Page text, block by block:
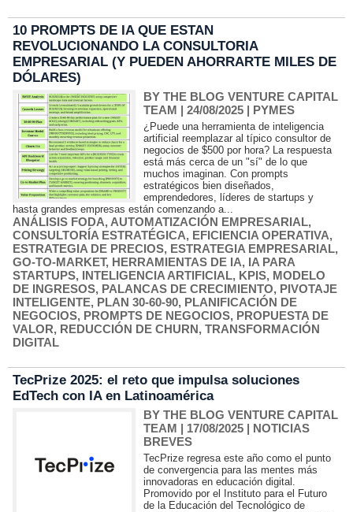
10 PROMPTS DE IA QUE ESTAN
REVOLUCIONANDO LA CONSULTORIA
EMPRESARIAL (Y PUEDEN AHORRARTE MILES DE
DÓLARES)
BY THE BLOG VENTURE CAPITAL
TEAM | 24/08/2025 | PYMES
¿Puede una herramienta de inteligencia
artificial reemplazar al típico consultor de
negocios de $500 por hora? La respuesta
está más cerca de un "sí" de lo que
muchos imaginan. Con prompts
estratégicos bien diseñados,
emprendedores, líderes de startups y
hasta grandes empresas están comenzando a...
ANÁLISIS FODA, AUTOMATIZACIÓN EMPRESARIAL,
CONSULTORÍA ESTRATÉGICA, EFICIENCIA OPERATIVA,
ESTRATEGIA DE PRECIOS, ESTRATEGIA EMPRESARIAL,
GO-TO-MARKET, HERRAMIENTAS DE IA, IA PARA
STARTUPS, INTELIGENCIA ARTIFICIAL, KPIS, MODELO
DE INGRESOS, PALANCAS DE CRECIMIENTO, PIVOTAJE
INTELIGENTE, PLAN 30-60-90, PLANIFICACIÓN DE
NEGOCIOS, PROMPTS DE NEGOCIOS, PROPUESTA DE
VALOR, REDUCCIÓN DE CHURN, TRANSFORMACIÓN
DIGITAL
TecPrize 2025: el reto que impulsa soluciones
EdTech con IA en Latinoamérica
BY THE BLOG VENTURE CAPITAL
TEAM | 17/08/2025 | NOTICIAS
BREVES
TecPrize regresa este año como el punto
de convergencia para las mentes más
innovadoras en educación digital.
Promovido por el Instituto para el Futuro
de la Educación del Tecnológico de